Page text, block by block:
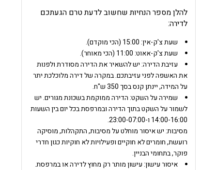
להלן מספר הנחיות שחשוב לדעת טרם הגעתכם
לדירה:
שעת צ'ק-אין:
שעת צ'ק-אאוט:
עזיבת הדירה:יש להשאיר את הדירה מסודרת ולפנות
את האשפה לפני עזיבתכם.במקרה של דירה מלוכלכת יתר
על המידה, יינתן קנס בסך 350 ש"ח.
שמירה על השקט:הדירה ממוקמת בשכונת מגורים. יש
לשמור על השקט בתוך הדירה ובמרפסת בכל יום בין השעות
14:00-16:00 ו-23:00-07:00.
מסיבות:יש איסור מוחלט על מסיבות, התקהלות, מוסיקה
רועשת, חומרים לא חוקיים ופעילויות לא חוקיות כגון חדרי
פוקר, בתחומי הבניין.
איסור עישון:עישון מותר רק מחוץ לדירה או במרפסת.